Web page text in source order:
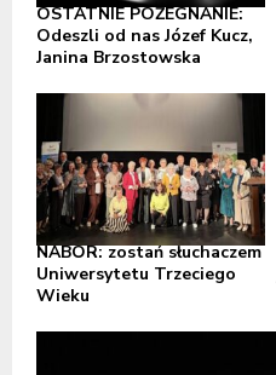
OSTATNIE POŻEGNANIE:
Odeszli od nas Józef Kucz,
Janina Brzostowska
NABÓR: zostań słuchaczem
Uniwersytetu Trzeciego
Wieku